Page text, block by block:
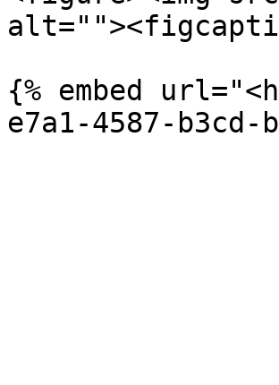
{% embed